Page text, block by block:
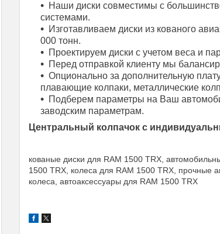
Наши диски совместимы с
системами.
Изготавливаем диски из кованого
000 тонн.
Проектируем диски с учетом веса и
Перед отправкой клиенту мы
Опционально за дополнительную
плавающие колпаки, металлические
Подберем параметры на Ваш
заводским параметрам.
Центральный колпачок с
кованые диски для RAM 1500 TRX,
1500 TRX, колеса для RAM 1500 TRX, прочные
колеса, автоаксессуары для RAM 1500 TRX